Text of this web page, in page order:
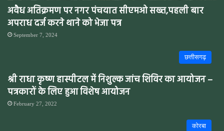
अवैध अतिक्रमण पर नगर पंचयात सीएमओ सख्त,पहली बार
अपराध दर्ज करने थाने को भेजा पत्र
September 7, 2024
छत्तीसगढ़
श्री राधा कृष्ण हास्पीटल में निशुल्क जांच शिविर का आयोजन –
पत्रकारों के लिए हुआ विशेष आयोजन
February 27, 2022
कोरबा